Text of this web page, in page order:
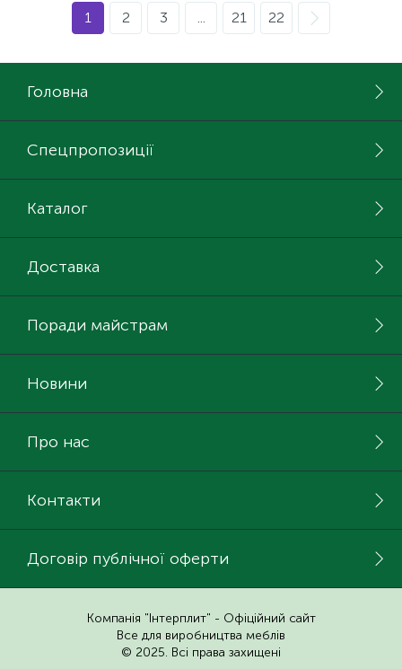
1 2 3 ... 21 22
Головна
Спецпропозиції
Каталог
Доставка
Поради майстрам
Новини
Про нас
Контакти
Договір публічної оферти
Компанія "Інтерплит" - Офіційний сайт
Все для виробництва меблів
© 2025. Всі права захищені